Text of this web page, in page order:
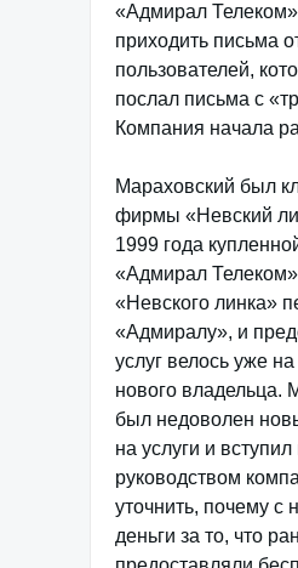
«Адмирал
приходить письма
пользователей,
послал письма с
Компания начала
Мараховский был
фирмы «Невский
1999 года
«Адмирал
«Невского линка»
«Адмиралу», и
услуг велось уже
нового владельца.
был недоволен
на услуги и
руководством
уточнить, почему с
деньги за то, что